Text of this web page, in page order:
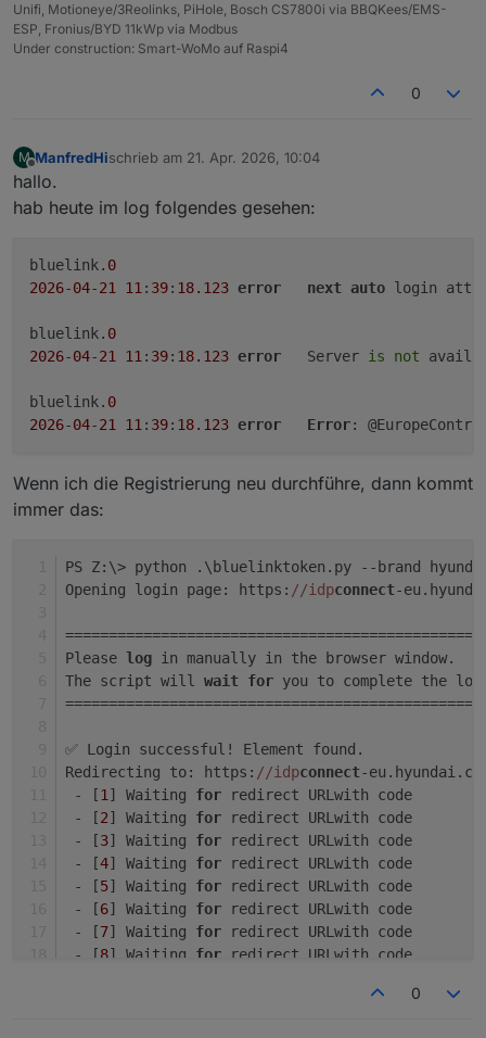
                "response_type=code&"
"client_id=peukiaidm-
                "state=default"
    # ---------- hyundai ----------
        brand=brand,
            "HYUNDAI_CLIENT_SECRET",
redirect_final="https://prd.eu-
            "client_id=peuhyundaiidm-ctb&"
"redirect_uri=https://
        ),
#
# Selenium‑Helper
def init_driver(user_agent: str | None =
    options = Options()
    if user_agent:
options.add_argument(f"user-
# Für lokale Entwicklung ist ein
# Entferne `--headless`, wenn du das UI
    # options.add_argument("--headless")
    options.add_argument("--disable-gpu")
    options.add_argument("--no-sandbox")
    try:
driver =
        driver.maximize_window()
        return driver
    except WebDriverException as exc:
Unifi, Motioneye/3Reolinks, PiHole, Bosch CS7800i via BBQKees/EMS-
ESP, Fronius/BYD 11kWp via Modbus
Under construction: Smart-WoMo auf Raspi4
0
M
Offline
ManfredHischrieb am 21. Apr. 2026, 10:04
zuletzt editiert von
hallo.
hab heute im log folgendes gesehen:
bluelink. 0
2026-04-21 11: 39: 18.123 error next auto login
bluelink. 0
2026-04-21 11: 39: 18.123 error
	Server
is not
bluelink. 0
2026-04-21 11: 39: 18.123 error Error:
Wenn ich die Registrierung neu durchführe, dann kommt
immer das:
PS Z:\> python .\bluelinktoken.py --brand
Opening login page: https: //idpconnect-
Please log in manually in the browser window.
The script will wait for you to complete the
✅ Login successful! Element found.
Redirecting to: https: //idpconnect-
- [1] Waiting for redirect URLwith code
- [2] Waiting for redirect URLwith code
- [3] Waiting for redirect URLwith code
- [4] Waiting for redirect URLwith code
- [5] Waiting for redirect URLwith code
- [6] Waiting for redirect URLwith code
- [7] Waiting for redirect URLwith code
- [8] Waiting for redirect URLwith code
redirect URLwith code
0